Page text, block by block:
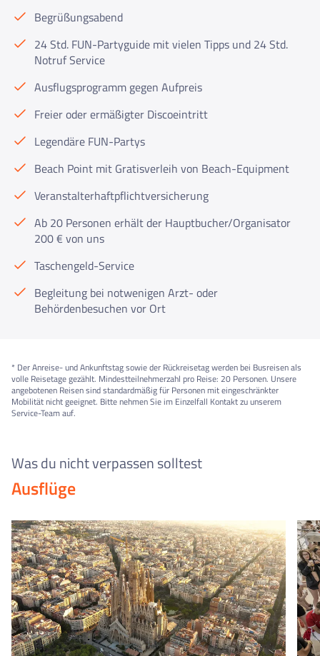
Begrüßungsabend
24 Std. FUN-Partyguide mit vielen Tipps und 24 Std.
Notruf Service
Ausflugsprogramm gegen Aufpreis
Freier oder ermäßigter Discoeintritt
Legendäre FUN-Partys
Beach Point mit Gratisverleih von Beach-Equipment
Veranstalterhaftpflichtversicherung
Ab 20 Personen erhält der Hauptbucher/Organisator
200 € von uns
Taschengeld-Service
Begleitung bei notwenigen Arzt- oder
Behördenbesuchen vor Ort
* Der Anreise- und Ankunftstag sowie der Rückreisetag werden bei Busreisen als
volle Reisetage gezählt. Mindestteilnehmerzahl pro Reise: 20 Personen. Unsere
angebotenen Reisen sind standardmäßig für Personen mit eingeschränkter
Mobilität nicht geeignet. Bitte nehmen Sie im Einzelfall Kontakt zu unserem
Service-Team auf.
Was du nicht verpassen solltest
Ausflüge